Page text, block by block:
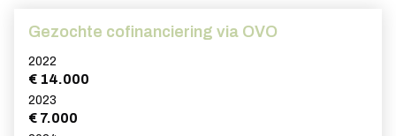
Gezochte cofinanciering via OVO
2022
€ 14.000
2023
€ 7.000